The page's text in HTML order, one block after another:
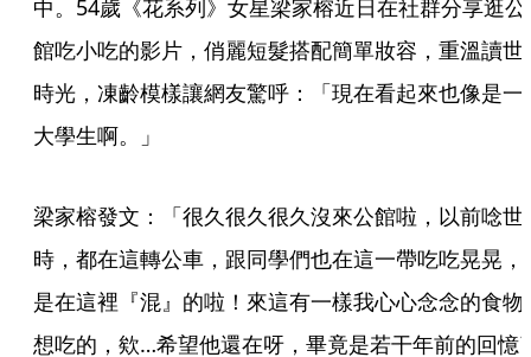
中。54歲《花系列》女星梁家榕近日在社群分享逛公
館吃小吃的影片，俏麗短髮搭配簡單妝容，重溫讀世
時光，凍齡模樣讓網友驚呼：「現在看起來也像是一
大學生啊。」
梁家榕發文：「很久很久很久沒來公館啦，以前唸世
時，都在這轉公車，跟同學們也在這一帶吃吃晃晃，
是在這裡『混』的啦！來這有一樣我心心念念的食物
想吃的，欸…希望他還在呀，畢竟是若干年前的回憶